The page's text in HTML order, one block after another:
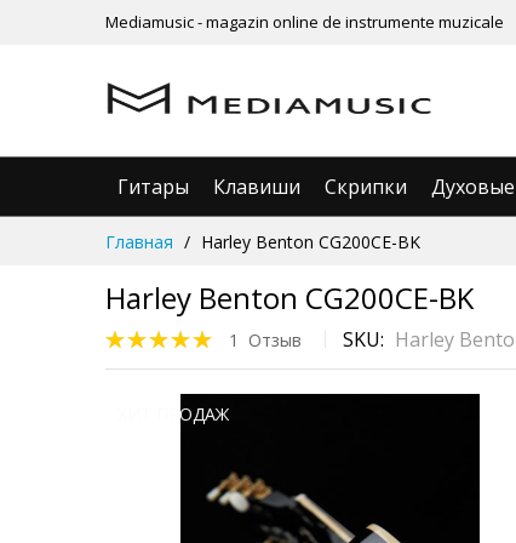
Mediamusic - magazin online de instrumente muzicale
Гитары Клавиши Скрипки Духовые
Главная Harley Benton CG200CE-BK
Harley Benton CG200CE-BK
Параметр оценки:
100%
1 Отзыв SKU Harley
ХИТ ПРОДАЖ